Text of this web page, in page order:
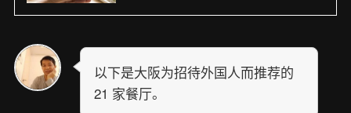
以下是大阪为招待外国人而推荐的
21 家餐厅。